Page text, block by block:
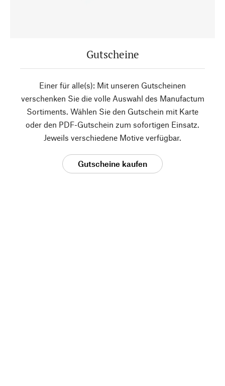
Gutscheine
Einer für alle(s): Mit unseren Gutscheinen
verschenken Sie die volle Auswahl des Manufactum
Sortiments. Wählen Sie den Gutschein mit Karte
oder den PDF-Gutschein zum sofortigen Einsatz.
Jeweils verschiedene Motive verfügbar.
Gutscheine kaufen